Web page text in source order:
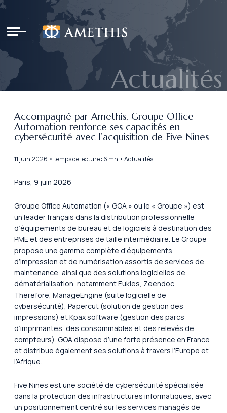
Actualités
Accompagné par Amethis, Groupe Office
Automation renforce ses capacités en
cybersécurité avec l’acquisition de Five Nines
11 juin 2026 • temps de lecture : 6 mn • Actualités
Paris, 9 juin 2026
Groupe Office Automation (« GOA » ou le « Groupe ») est
un leader français dans la distribution professionnelle
d’équipements de bureau et de logiciels à destination des
PME et des entreprises de taille intermédiaire. Le Groupe
propose une gamme complète d’équipements
d’impression et de numérisation assortis de services de
maintenance, ainsi que des solutions logicielles de
dématérialisation, notamment Eukles, Zeendoc,
Therefore, ManageEngine (suite logicielle de
cybersécurité), Papercut (solution de gestion des
impressions) et Kpax software (gestion des parcs
d’imprimantes, des consommables et des relevés de
compteurs). GOA dispose d’une forte présence en France
et distribue également ses solutions à travers l’Europe et
l’Afrique.
Five Nines est une société de cybersécurité spécialisée
dans la protection des infrastructures informatiques, avec
un positionnement centré sur les services managés de
Panneau de gestion des cookies